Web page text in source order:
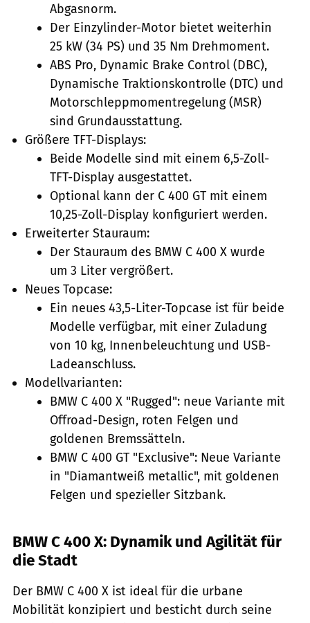
Abgasnorm.
Der Einzylinder-Motor bietet weiterhin
25 kW (34 PS) und 35 Nm Drehmoment.
ABS Pro, Dynamic Brake Control (DBC),
Dynamische Traktionskontrolle (DTC) und
Motorschleppmomentregelung (MSR)
sind Grundausstattung.
Größere TFT-Displays:
Beide Modelle sind mit einem 6,5-Zoll-
TFT-Display ausgestattet.
Optional kann der C 400 GT mit einem
10,25-Zoll-Display konfiguriert werden.
Erweiterter Stauraum:
Der Stauraum des BMW C 400 X wurde
um 3 Liter vergrößert.
Neues Topcase:
Ein neues 43,5-Liter-Topcase ist für beide
Modelle verfügbar, mit einer Zuladung
von 10 kg, Innenbeleuchtung und USB-
Ladeanschluss.
Modellvarianten:
BMW C 400 X "Rugged": neue Variante mit
Offroad-Design, roten Felgen und
goldenen Bremssätteln.
BMW C 400 GT "Exclusive": Neue Variante
in "Diamantweiß metallic", mit goldenen
Felgen und spezieller Sitzbank.
BMW C 400 X: Dynamik und Agilität für
die Stadt
Der BMW C 400 X ist ideal für die urbane
Mobilität konzipiert und besticht durch seine